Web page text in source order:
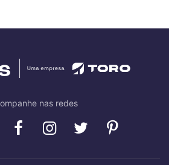
nas redes